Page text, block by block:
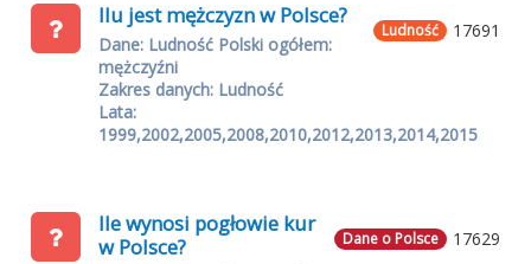
17691
Ludność
Ilu jest mężczyzn w Polsce?
Dane: Ludność Polski ogółem:
mężczyźni
Zakres danych: Ludność
Lata:
1999,2002,2005,2008,2010,2012,2013,2014,2015
17629
Dane o Polsce
Ile wynosi pogłowie kur
w Polsce?